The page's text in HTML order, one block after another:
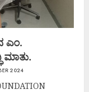
ಎಂ.
2024